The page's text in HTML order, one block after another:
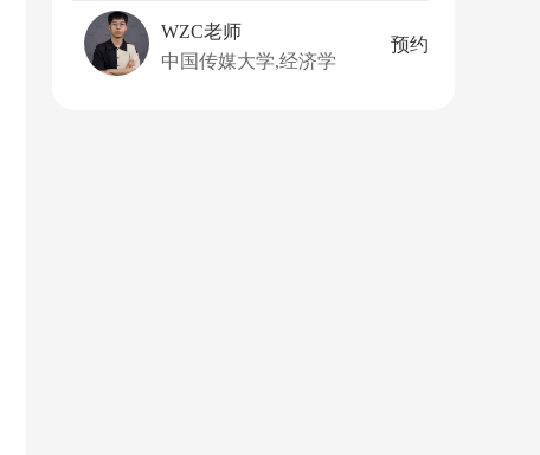
WZC老师
中国传媒大学,经济学
预约